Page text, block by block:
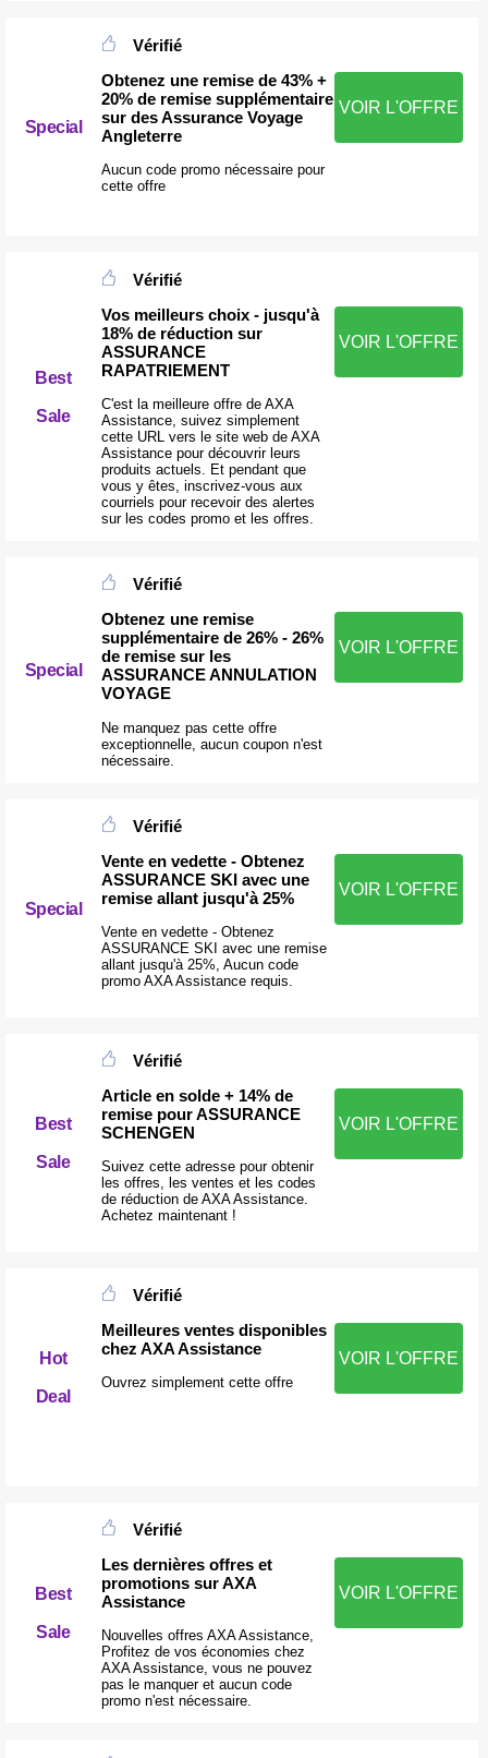
Special
Vérifié
Obtenez une remise de 43% +
20% de remise supplémentaire
sur des Assurance Voyage
Angleterre
Aucun code promo nécessaire pour
cette offre
VOIR L'OFFRE
Best
Sale
Vérifié
Vos meilleurs choix - jusqu'à
18% de réduction sur
ASSURANCE
RAPATRIEMENT
C'est la meilleure offre de AXA
Assistance, suivez simplement
cette URL vers le site web de AXA
Assistance pour découvrir leurs
produits actuels. Et pendant que
vous y êtes, inscrivez-vous aux
courriels pour recevoir des alertes
sur les codes promo et les offres.
VOIR L'OFFRE
Special
Vérifié
Obtenez une remise
supplémentaire de 26% - 26%
de remise sur les
ASSURANCE ANNULATION
VOYAGE
Ne manquez pas cette offre
exceptionnelle, aucun coupon n'est
nécessaire.
VOIR L'OFFRE
Special
Vérifié
Vente en vedette - Obtenez
ASSURANCE SKI avec une
remise allant jusqu'à 25%
Vente en vedette - Obtenez
ASSURANCE SKI avec une remise
allant jusqu'à 25%, Aucun code
promo AXA Assistance requis.
VOIR L'OFFRE
Best
Sale
Vérifié
Article en solde + 14% de
remise pour ASSURANCE
SCHENGEN
Suivez cette adresse pour obtenir
les offres, les ventes et les codes
de réduction de AXA Assistance.
Achetez maintenant !
VOIR L'OFFRE
Hot
Deal
Vérifié
Meilleures ventes disponibles
chez AXA Assistance
Ouvrez simplement cette offre
VOIR L'OFFRE
Best
Sale
Vérifié
Les dernières offres et
promotions sur AXA
Assistance
Nouvelles offres AXA Assistance,
Profitez de vos économies chez
AXA Assistance, vous ne pouvez
pas le manquer et aucun code
promo n'est nécessaire.
VOIR L'OFFRE